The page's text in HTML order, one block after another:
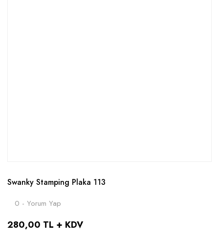
Swanky Stamping Plaka 113
0 - Yorum Yap
280,00 TL + KDV